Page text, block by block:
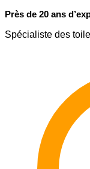
Près de 20 ans
Spécialiste des